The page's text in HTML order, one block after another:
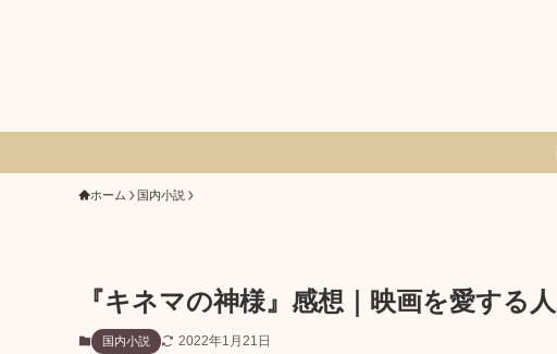
ホーム 国内小説
『キネマの神様』感想｜映画を愛する
国内小説 2022年1月21日